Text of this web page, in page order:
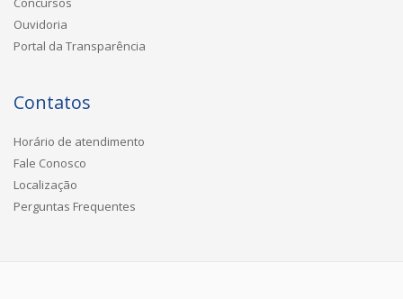
Ouvidoria
Portal da Transparência
Contatos
Horário de atendimento
Fale Conosco
Localização
Perguntas Frequentes